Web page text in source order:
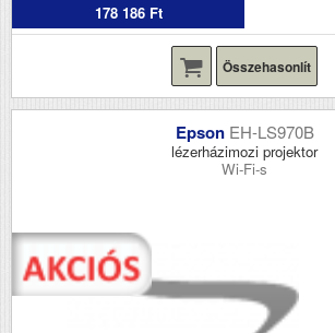
178 186 Ft
Összehasonlít
Epson EH-LS970B
lézerházimozi projektor
Wi-Fi-s